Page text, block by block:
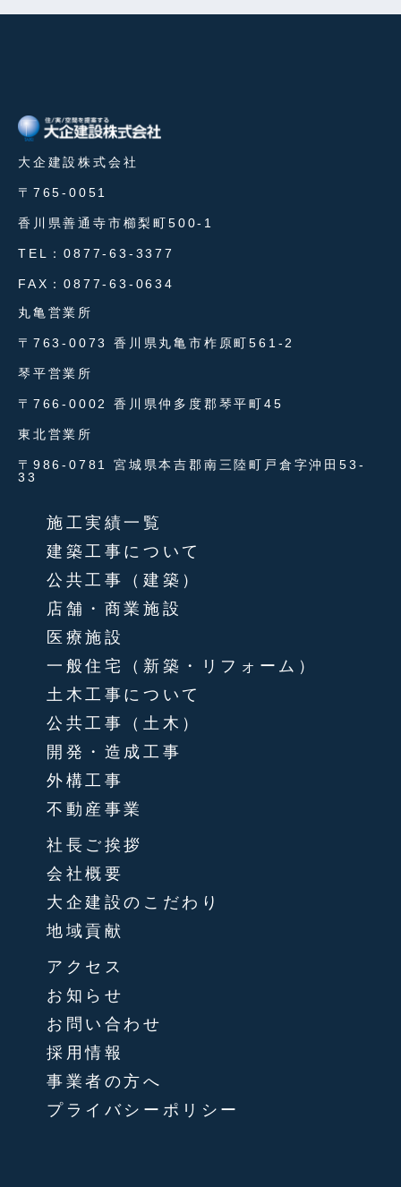
大企建設株式会社
〒765-0051
香川県善通寺市櫛梨町500-1
TEL：0877-63-3377
FAX：0877-63-0634
丸亀営業所
〒763-0073 香川県丸亀市柞原町561-2
琴平営業所
〒766-0002 香川県仲多度郡琴平町45
東北営業所
〒986-0781 宮城県本吉郡南三陸町戸倉字沖田53-
33
施工実績一覧
建築工事について
公共工事（建築）
店舗・商業施設
医療施設
一般住宅（新築・リフォーム）
土木工事について
公共工事（土木）
開発・造成工事
外構工事
不動産事業
社長ご挨拶
会社概要
大企建設のこだわり
地域貢献
アクセス
お知らせ
お問い合わせ
採用情報
事業者の方へ
プライバシーポリシー